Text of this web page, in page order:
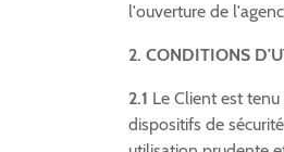
l'ouverture de
2. CONDITIONS
2.1 Le Client est
dispositifs de